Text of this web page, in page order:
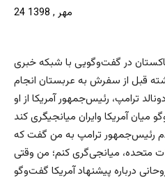
24 مهر , 1398
در گفت‌وگویی با شبکه خبری
قبل از سفرش به عربستان انجام
ترامپ، رئیس‌جمهور آمریکا از او
رئیس‌جمهور ترامپ به من گفت که
متحده، میانجی‌گری کنم؛ من وقتی
درباره پیشنهاد آمریکا گفت‌وگو